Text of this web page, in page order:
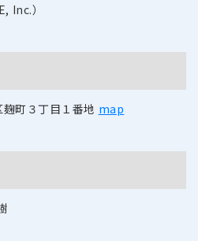
Inc.）
町３丁目１番地 map